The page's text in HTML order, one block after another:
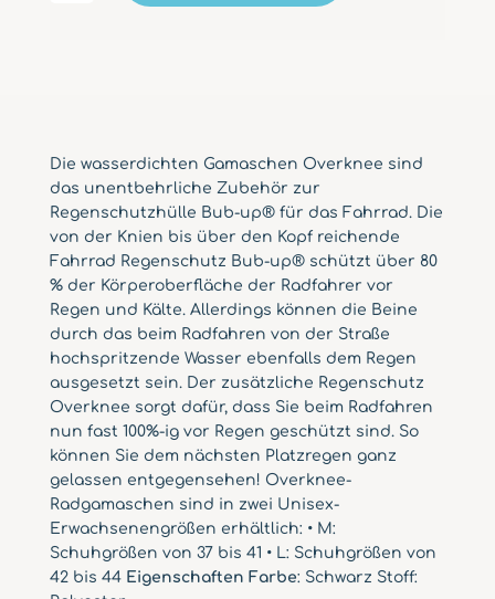
a
t
i
:
Die wasserdichten Gamaschen Overknee sind
das unentbehrliche Zubehör zur
Regenschutzhülle Bub-up® für das Fahrrad. Die
von der Knien bis über den Kopf reichende
Fahrrad Regenschutz Bub-up® schützt über 80
% der Körperoberfläche der Radfahrer vor
Regen und Kälte. Allerdings können die Beine
durch das beim Radfahren von der Straße
hochspritzende Wasser ebenfalls dem Regen
ausgesetzt sein. Der zusätzliche Regenschutz
Overknee sorgt dafür, dass Sie beim Radfahren
nun fast 100%-ig vor Regen geschützt sind. So
können Sie dem nächsten Platzregen ganz
gelassen entgegensehen! Overknee-
Radgamaschen sind in zwei Unisex-
Erwachsenengrößen erhältlich: • M:
Schuhgrößen von 37 bis 41 • L: Schuhgrößen von
42 bis 44 Eigenschaften Farbe: Schwarz Stoff: